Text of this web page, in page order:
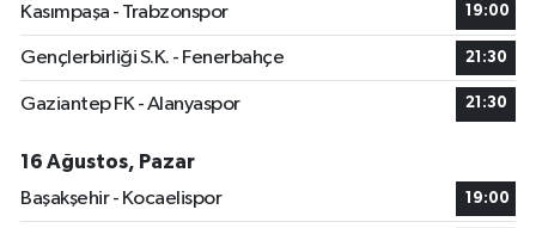
Kasımpaşa - Trabzonspor 19:00
Gençlerbirliği S.K. - Fenerbahçe 21:30
Gaziantep FK - Alanyaspor 21:30
16 Ağustos, Pazar
Başakşehir - Kocaelispor
19:00